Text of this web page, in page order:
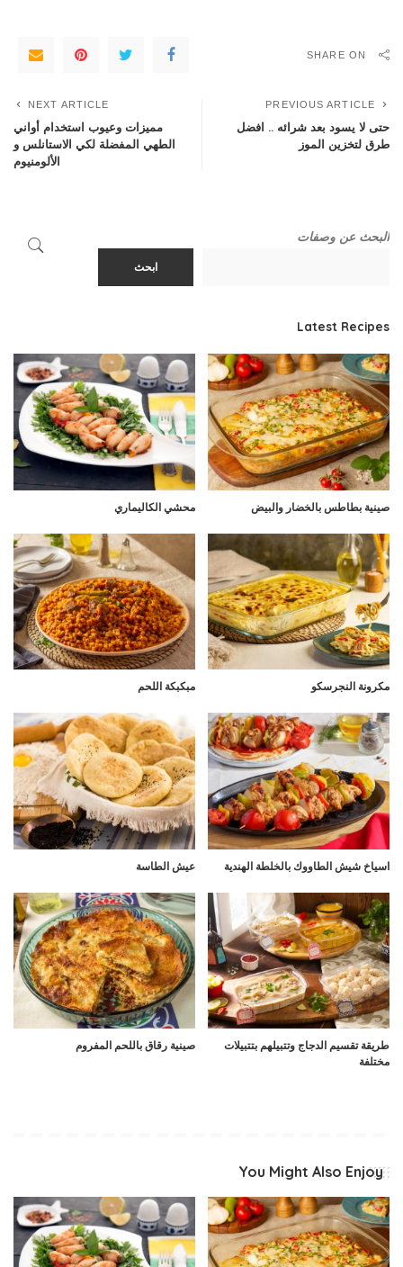
SHARE ON
PREVIOUS ARTICLE
حتى لا يسود بعد شرائه .. افضل
طرق لتخزين الموز
NEXT ARTICLE
مميزات وعيوب استخدام أواني
الطهي المفضلة لكي الاستانلس و
اﻷلومنيوم
البحث عن وصفات
ابحث
Latest Recipes
صينية بطاطس بالخضار والبيض محشي الكاليماري
مكرونة النجرسكو مبكبكة اللحم
اسياخ شيش الطاووك بالخلطة الهندية عيش الطاسة
طريقة تقسيم الدجاج وتتبيلهم بتتبيلات
مختلفة
صينية رقاق باللحم المفروم
You Might Also Enjoy